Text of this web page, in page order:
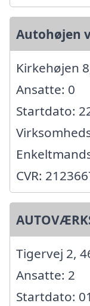
Autohøjen
Kirkehøjen
Ansatte: 0
Startdato:
CVR:
Tigervej 2,
Ansatte: 2
Startdato: